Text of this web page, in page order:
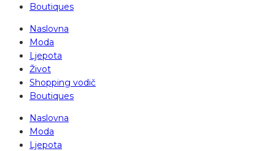
Boutiques
Naslovna
Moda
Ljepota
Život
Shopping vodič
Boutiques
Naslovna
Moda
Ljepota